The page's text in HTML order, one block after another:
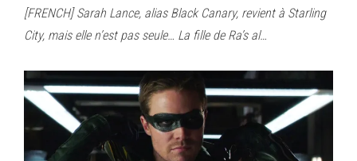
[FRENCH] Sarah Lance, alias Black Canary, revient à Starling
City, mais elle n’est pas seule… La fille de Ra’s al…